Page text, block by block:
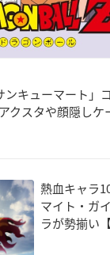
ンキューマート」
クスタや顔隠しケ
熱血キャラ
マイト・ガ
ラが勢揃い